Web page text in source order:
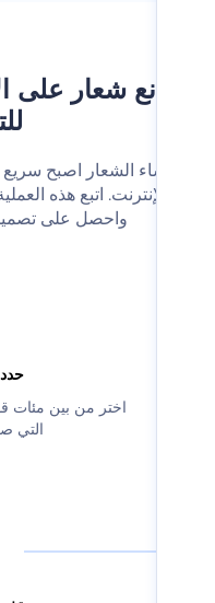
شعار على
الشعار اصبح سريع وممتع
واحصل على تصميمك
حدد قالب
‫اختر من بين مئات قوالب
التي صممها